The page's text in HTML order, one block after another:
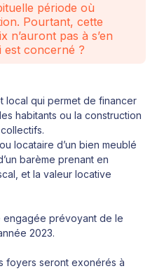
période où
Pourtant, cette
n’auront pas à s’en
concerné ?
local qui permet de financer
habitants ou la construction
locataire d’un bien meublé
barème prenant en
et la valeur locative
engagée prévoyant de le
2023.
foyers seront exonérés à